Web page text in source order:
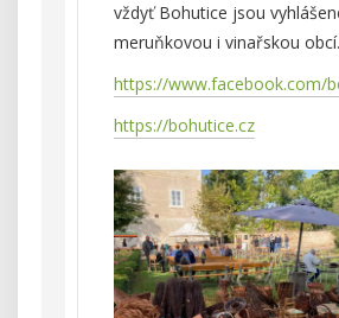
vždyť Bohutice jsou
meruňkovou i vinařskou obcí.
https://www.facebook.com/
https://bohutice.cz